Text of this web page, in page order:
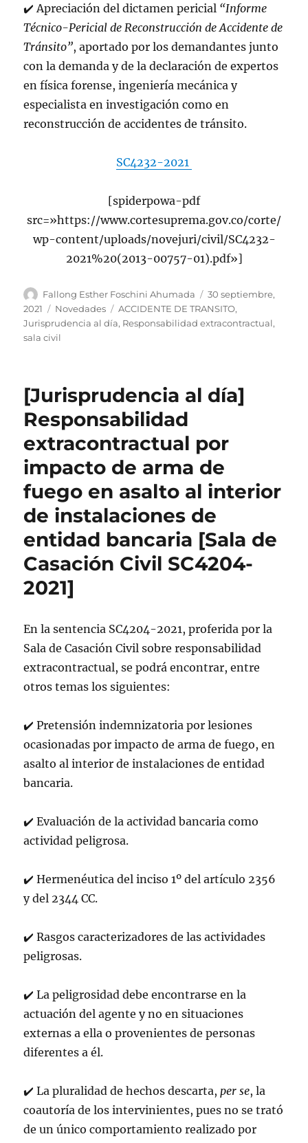
✔ Apreciación del dictamen pericial “Informe
Técnico-Pericial de Reconstrucción de Accidente de
Tránsito”, aportado por los demandantes junto
con la demanda y de la declaración de expertos
en física forense, ingeniería mecánica y
especialista en investigación como en
reconstrucción de accidentes de tránsito.
SC4232-2021
[spiderpowa-pdf
src=»https://www.cortesuprema.gov.co/corte/
wp-content/uploads/novejuri/civil/SC4232-
2021%20(2013-00757-01).pdf»]
Autor
Fallong Esther Foschini Ahumada
Publicado
el
30 septiembre,
2021
Categorías
Novedades Etiquetas
ACCIDENTE DE TRANSITO,
Jurisprudencia al día, Responsabilidad extracontractual,
sala civil
[Jurisprudencia al día]
Responsabilidad
extracontractual por
impacto de arma de
fuego en asalto al interior
de instalaciones de
entidad bancaria [Sala de
Casación Civil SC4204-
2021]
En la sentencia SC4204-2021, proferida por la
Sala de Casación Civil sobre responsabilidad
extracontractual, se podrá encontrar, entre
otros temas los siguientes:
✔ Pretensión indemnizatoria por lesiones
ocasionadas por impacto de arma de fuego, en
asalto al interior de instalaciones de entidad
bancaria.
✔ Evaluación de la actividad bancaria como
actividad peligrosa.
✔ Hermenéutica del inciso 1º del artículo 2356
y del 2344 CC.
✔ Rasgos caracterizadores de las actividades
peligrosas.
✔ La peligrosidad debe encontrarse en la
actuación del agente y no en situaciones
externas a ella o provenientes de personas
diferentes a él.
✔ La pluralidad de hechos descarta,per se, la
coautoría de los intervinientes, pues no se trató
de un único comportamiento realizado por